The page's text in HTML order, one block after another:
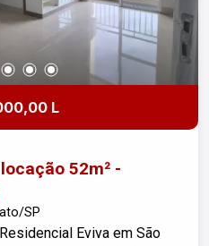
e bikes para uso
L
52m² -
SP
Eviva em São